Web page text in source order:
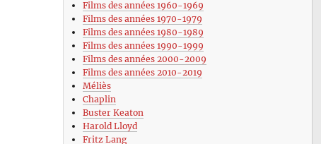
Films des années 1960-1969
Films des années 1970-1979
Films des années 1980-1989
Films des années 1990-1999
Films des années 2000-2009
Films des années 2010-2019
Méliès
Chaplin
Buster Keaton
Harold Lloyd
Fritz Lang